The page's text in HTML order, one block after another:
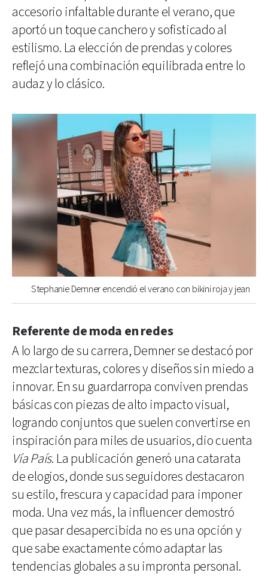
accesorio infaltable durante el verano, que
aportó un toque canchero y sofisticado al
estilismo. La elección de prendas y colores
reflejó una combinación equilibrada entre lo
audaz y lo clásico.
Stephanie Demner encendió el verano con bikini roja y jean
Referente de moda en redes
A lo largo de su carrera, Demner se destacó por
mezclar texturas, colores y diseños sin miedo a
innovar. En su guardarropa conviven prendas
básicas con piezas de alto impacto visual,
logrando conjuntos que suelen convertirse en
inspiración para miles de usuarios, dio cuenta
Vía País. La publicación generó una catarata
de elogios, donde sus seguidores destacaron
su estilo, frescura y capacidad para imponer
moda. Una vez más, la influencer demostró
que pasar desapercibida no es una opción y
que sabe exactamente cómo adaptar las
tendencias globales a su impronta personal.